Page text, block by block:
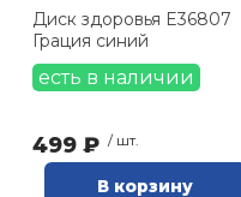
Диск здоровья E36807
Грация синий
есть в наличии
499 ₽ / шт.
В корзину